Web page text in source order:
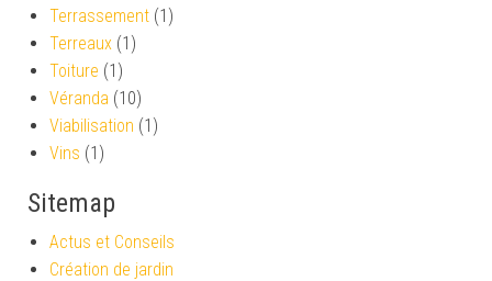
Terrassement (1)
Terreaux (1)
Toiture (1)
Véranda (10)
Viabilisation (1)
Vins (1)
Sitemap
Actus et Conseils
Création de jardin